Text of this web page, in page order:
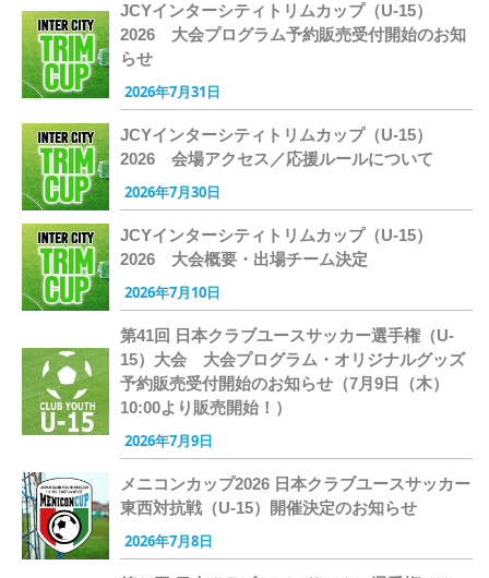
JCYインターシティトリムカップ（U-15）
2026 大会プログラム予約販売受付開始のお知
らせ
2026年7月31日
JCYインターシティトリムカップ（U-15）
2026 会場アクセス／応援ルールについて
2026年7月30日
JCYインターシティトリムカップ（U-15）
2026 大会概要・出場チーム決定
2026年7月10日
第41回 日本クラブユースサッカー選手権（U-
15）大会 大会プログラム・オリジナルグッズ
予約販売受付開始のお知らせ（7月9日（木）
10:00より販売開始！）
2026年7月9日
メニコンカップ2026 日本クラブユースサッカー
東西対抗戦（U-15）開催決定のお知らせ
2026年7月8日